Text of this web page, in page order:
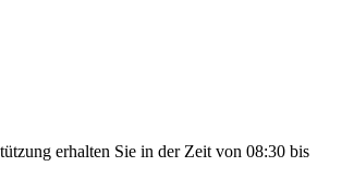
erhalten Sie in der Zeit von 08:30 bis